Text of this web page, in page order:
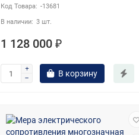
-13681
3 шт.
1 128 000 ₽
В корзину